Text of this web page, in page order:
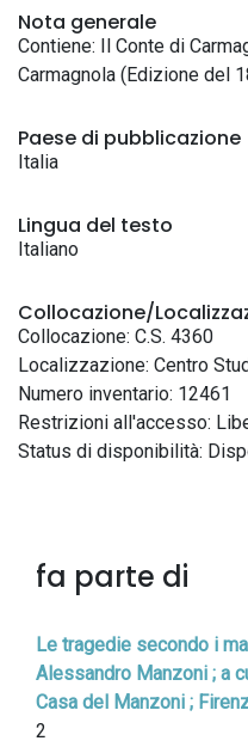
Nota generale
Contiene: Il Conte di
Carmagnola (Edizione del
Paese di pubblicazione
Italia
Lingua del testo
Italiano
Collocazione/
Collocazione: C.S. 4360
Localizzazione: Centro
Numero inventario: 12461
Restrizioni all'accesso:
Status di disponibilità:
fa parte di
Le tragedie secondo i
Alessandro Manzoni ; a
Casa del Manzoni ;
2